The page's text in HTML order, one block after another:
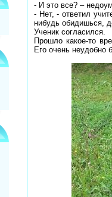
- И это все? –
- Нет, - ответил
нибудь обидишься,
Ученик согласился.
Прошло какое-то
Его очень неудобно